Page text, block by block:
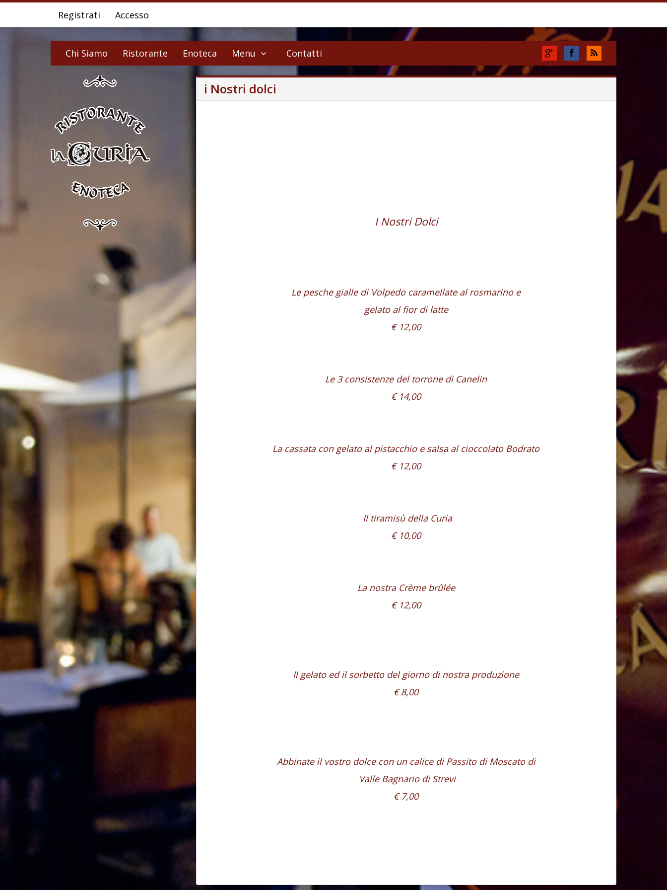
Registrati Accesso
Chi Siamo Ristorante Enoteca Menu Contatti
i Nostri dolci
I Nostri Dolci
Le pesche gialle di Volpedo caramellate al rosmarino e
gelato al fior di latte
€ 12,00
Le 3 consistenze del torrone di Canelin
€ 14,00
La cassata con gelato al pistacchio e salsa al cioccolato Bodrato
€ 12,00
Il tiramisù della Curia
€ 10,00
La nostra Crème brûlée
€ 12,00
Il gelato ed il sorbetto del giorno di nostra produzione
€ 8,00
Abbinate il vostro dolce con un calice di Passito di Moscato di
Valle Bagnario di Strevi
€ 7,00